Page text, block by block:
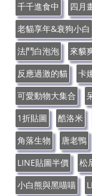
千千進食中
四月
老貓享年&衰狗小白
法鬥白泡泡
來貘
反應過激的貓
卡
可愛動物大集合
1折貼圖
酷洛米
角落生物
唐老鴨
LINE貼圖半價
松
小白熊與黑喵喵